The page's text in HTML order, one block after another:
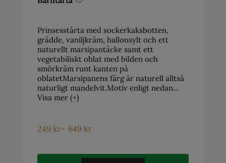
Prinsesstårta med sockerkaksbotten,
grädde, vaniljkräm, hallonsylt och ett
naturellt marsipantäcke samt ett
vegetabiliskt oblat med bilden och
smörkräm runt kanten på
oblatetMarsipanens färg är naturell alltså
naturligt mandelvit.Motiv enligt nedan…
Visa mer (+)
249 kr- 649 kr